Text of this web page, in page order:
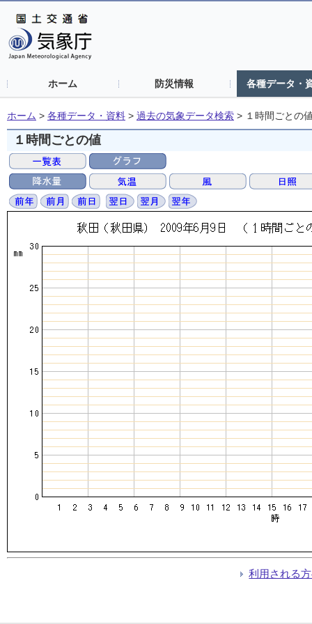
ホーム 防災情報 各種データ・
ホーム > 各種データ・資料 > 過去の気象データ検索 > １時間ごとの
１時間ごとの値
利用される